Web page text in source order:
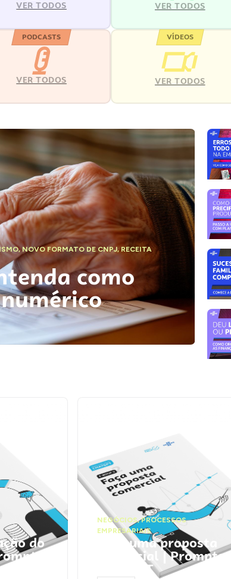
VER TODOS VER TODOS
PODCASTS
VER TODOS
VÍDEOS
VER TODOS
,NOVO FORMATO DE CNPJ,RECEITA
como
do
NEGÓCIOS,PROCESSOS
EMPRESARIAIS
Faça uma proposta
comercial | Prompts
ChatGPT